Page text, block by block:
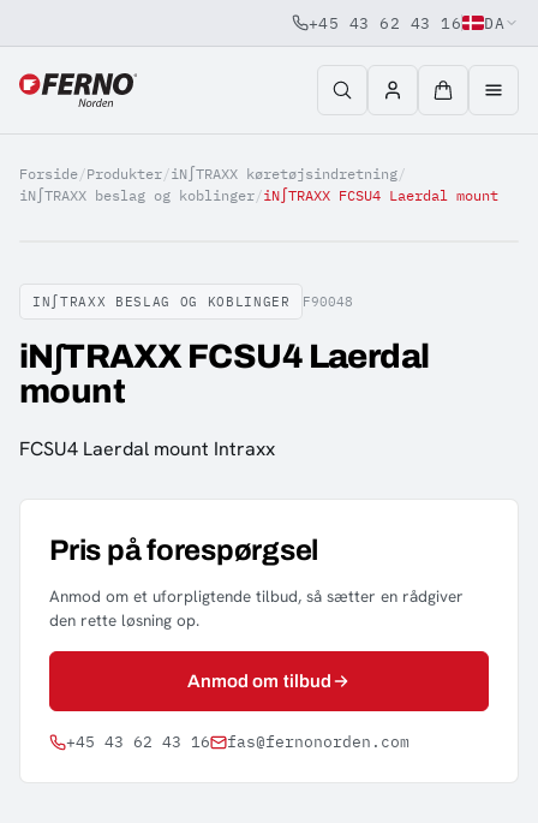
Jump to content
+45 43 62 43 16 DA
Forside/Produkter/iN∫TRAXX køretøjsindretning/
iN∫TRAXX beslag og koblinger/iN∫TRAXX FCSU4 Laerdal mount
IN∫TRAXX BESLAG OG KOBLINGER F90048
iN∫TRAXX FCSU4 Laerdal
mount
FCSU4 Laerdal mount Intraxx
Pris på forespørgsel
Anmod om et uforpligtende tilbud, så sætter en rådgiver
den rette løsning op.
Anmod om tilbud
+45 43 62 43 16 fas@fernonorden.com